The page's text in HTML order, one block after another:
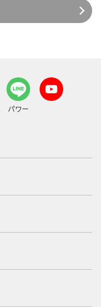
パワー